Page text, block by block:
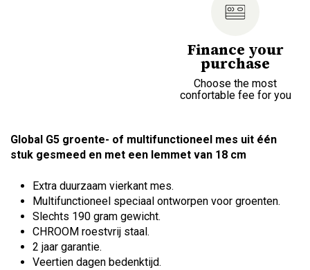
Finance your
purchase
Choose the most
confortable fee for you
Global G5 groente- of multifunctioneel mes uit één
stuk gesmeed en met een lemmet van 18 cm
Extra duurzaam vierkant mes.
Multifunctioneel speciaal ontworpen voor groenten.
Slechts 190 gram gewicht.
CHROOM roestvrij staal.
2 jaar garantie.
Veertien dagen bedenktijd.